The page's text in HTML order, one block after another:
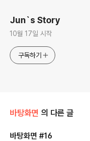
Jun`s Story
10월 17일 시작
구독하기
바탕화면 의 다른 글
바탕화면 #16